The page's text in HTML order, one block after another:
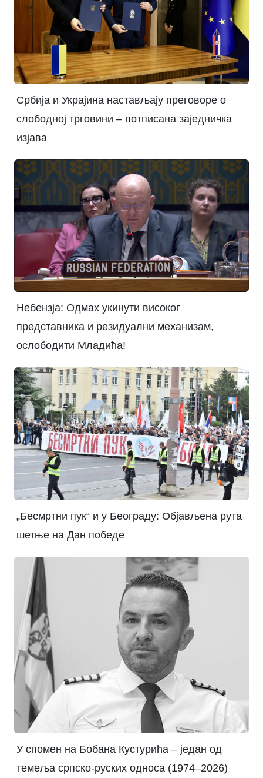
Србија и Украјина настављају преговоре о
слободној трговини – потписана заједничка
изјава
Небензја: Одмах укинути високог
представника и резидуални механизам,
ослободити Младића!
„Бесмртни пук“ и у Београду: Објављена рута
шетње на Дан победе
У спомен на Бобана Кустурића – један од
темеља српско-руских односа (1974–2026)